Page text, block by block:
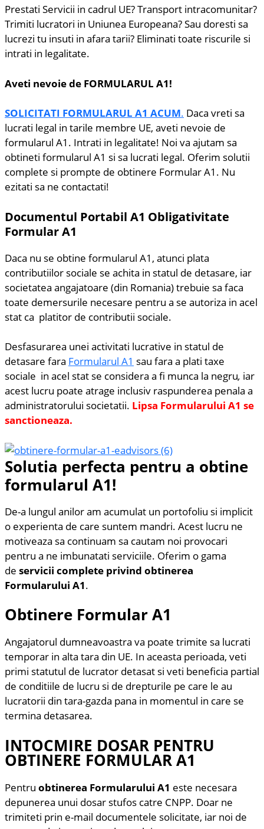
Prestati Servicii in cadrul UE? Transport intracomunitar?
Trimiti lucratori in Uniunea Europeana? Sau doresti sa
lucrezi tu insuti in afara tarii? Eliminati toate riscurile si
intrati in legalitate.
Aveti nevoie de FORMULARUL A1!
SOLICITATI FORMULARUL A1 ACUM. Daca vreti sa
lucrati legal in tarile membre UE, aveti nevoie de
formularul A1. Intrati in legalitate! Noi va ajutam sa
obtineti formularul A1 si sa lucrati legal. Oferim solutii
complete si prompte de obtinere Formular A1. Nu
ezitati sa ne contactati!
Documentul Portabil A1 Obligativitate
Formular A1
Daca nu se obtine formularul A1, atunci plata
contributiilor sociale se achita in statul de detasare, iar
societatea angajatoare (din Romania) trebuie sa faca
toate demersurile necesare pentru a se autoriza in acel
stat ca platitor de contributii sociale.
Desfasurarea unei activitati lucrative in statul de
detasare fara Formularul A1 sau fara a plati taxe
sociale in acel stat se considera a fi munca la negru, iar
acest lucru poate atrage inclusiv raspunderea penala a
administratorului societatii. Lipsa Formularului A1 se
sanctioneaza.
Solutia perfecta pentru a obtine
formularul A1!
De-a lungul anilor am acumulat un portofoliu si implicit
o experienta de care suntem mandri. Acest lucru ne
motiveaza sa continuam sa cautam noi provocari
pentru a ne imbunatati serviciile. Oferim o gama
de servicii complete privind obtinerea
Formularului A1.
Obtinere Formular A1
Angajatorul dumneavoastra va poate trimite sa lucrati
temporar in alta tara din UE. In aceasta perioada, veti
primi statutul de lucrator detasat si veti beneficia partial
de conditiile de lucru si de drepturile pe care le au
lucratorii din tara-gazda pana in momentul in care se
termina detasarea.
INTOCMIRE DOSAR PENTRU
OBTINERE FORMULAR A1​
Pentru obtinerea Formularului A1 este necesara
depunerea unui dosar stufos catre CNPP. Doar ne
trimiteti prin e-mail documentele solicitate, iar noi de